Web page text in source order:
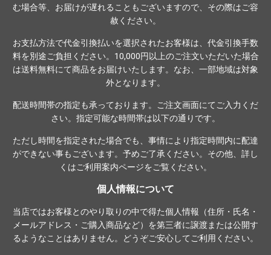
む場合等、お届けが遅れることもございますので、その際はご容
赦ください。
お支払方法で代金引換払いを選択されたお客様は、代金引換手数
料を別途ご負担ください。10,000円以上のご注文いただいた場合
は送料無料にて商品をお届けいたします。なお、一部地域は対象
外となります。
配送時間帯の指定も承っております。ご注文画面にてご入力くだ
さい。指定可能な時間帯は以下の通りです。
ただし時間を指定された場合でも、事情により指定時間内に配達
ができない事もございます。予めご了承ください。その他、詳し
くはご利用案内ページをご覧ください。
個人情報について
当店ではお客様とのやり取りの中で得た個人情報（住所・氏名・
メールアドレス・ご購入商品など）を第三者に譲渡または公開す
るようなことはありません。どうぞご安心してご利用ください。